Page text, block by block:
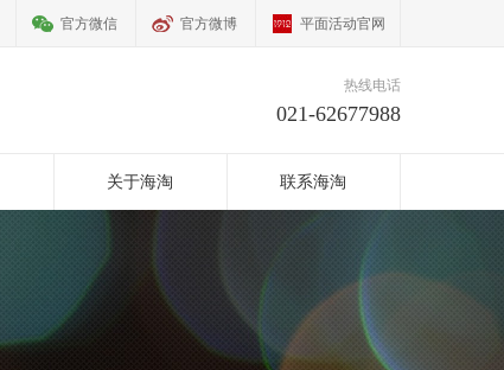
官方微信 官方微博 平面活动官网
热线电话
021-62677988
关于海淘 联系海淘